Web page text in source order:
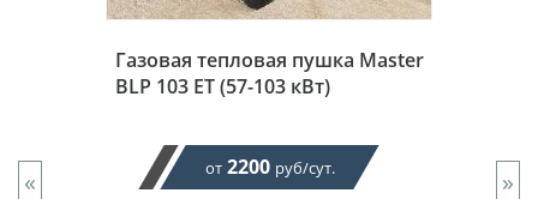
Газовая тепловая пушка Master
BLP 103 ET (57-103 кВт)
от 2200 руб/сут.
« »